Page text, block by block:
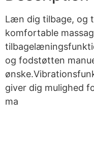
Læn dig tilbage, og
komfortable
og fodstøtten
giver dig mulighed
ma